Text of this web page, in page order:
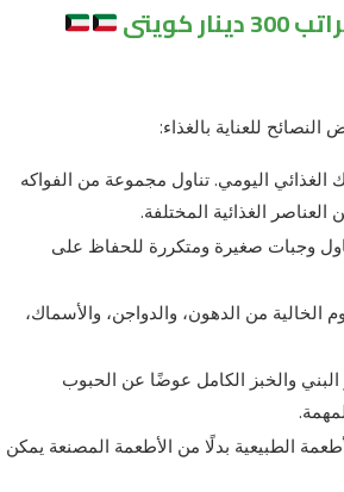
للعناية بالغذاء:
اليومي. تناول مجموعة من الفواكه
الغذائية المختلفة.
وجبات صغيرة ومتكررة للحفاظ على
الخالية من الدهون، والدواجن، والأسماك،
البني والخبز الكامل عوضًا عن الحبوب
الطبيعية بدلًا من الأطعمة المصنعة يمكن